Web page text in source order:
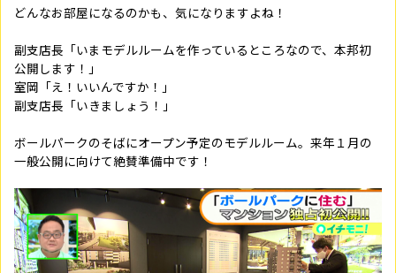
どんなお部屋になるのかも、気になりますよね！
副支店長「いまモデルルームを作っているところなので、本邦初
公開します！」
室岡「え！いいんですか！」
副支店長「いきましょう！」
ボールパークのそばにオープン予定のモデルルーム。来年１月の
一般公開に向けて絶賛準備中です！